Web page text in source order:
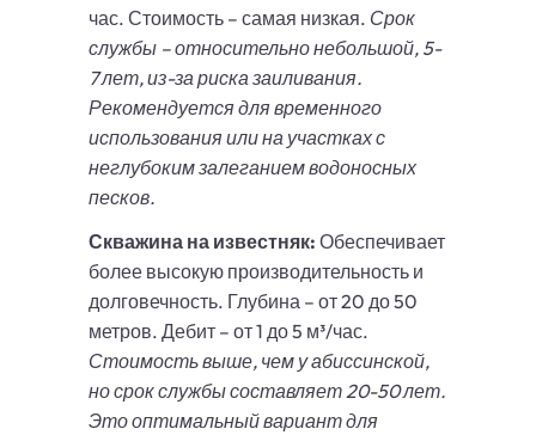
час. Стоимость – самая низкая. Срок
службы – относительно небольшой, 5-
7 лет, из-за риска заиливания.
Рекомендуется для временного
использования или на участках с
неглубоким залеганием водоносных
песков.
Скважина на известняк: Обеспечивает
более высокую производительность и
долговечность. Глубина – от 20 до 50
метров. Дебит – от 1 до 5 м³/час.
Стоимость выше, чем у абиссинской,
но срок службы составляет 20-50 лет.
Это оптимальный вариант для